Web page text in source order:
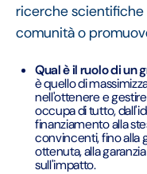
ricerche scientifiche
comunità o
Qual è il ruolo di un
è quello di
nell'ottenere e
occupa di tutto,
finanziamento alla
convincenti, fino alla
ottenuta, alla
sull'impatto.